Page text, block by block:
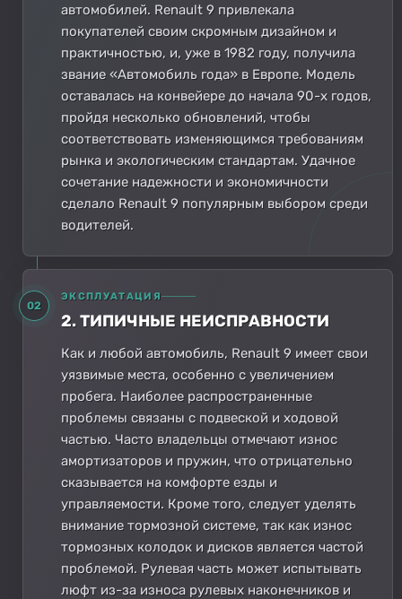
автомобилей. Renault 9 привлекала
покупателей своим скромным дизайном и
практичностью, и, уже в 1982 году, получила
звание «Автомобиль года» в Европе. Модель
оставалась на конвейере до начала 90-х годов,
пройдя несколько обновлений, чтобы
соответствовать изменяющимся требованиям
рынка и экологическим стандартам. Удачное
сочетание надежности и экономичности
сделало Renault 9 популярным выбором среди
водителей.
02
ЭКСПЛУАТАЦИЯ
2. ТИПИЧНЫЕ НЕИСПРАВНОСТИ
Как и любой автомобиль, Renault 9 имеет свои
уязвимые места, особенно с увеличением
пробега. Наиболее распространенные
проблемы связаны с подвеской и ходовой
частью. Часто владельцы отмечают износ
амортизаторов и пружин, что отрицательно
сказывается на комфорте езды и
управляемости. Кроме того, следует уделять
внимание тормозной системе, так как износ
тормозных колодок и дисков является частой
проблемой. Рулевая часть может испытывать
люфт из-за износа рулевых наконечников и